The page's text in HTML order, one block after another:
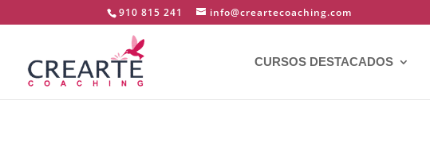
910 815 241 info@creartecoaching.com
CURSOS DESTACADOS